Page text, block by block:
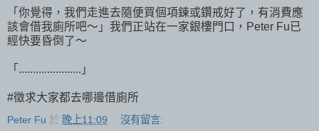
「你覺得，我們走進去隨便買個項鍊或鑽戒好了，有消費應
該會借我廁所吧～」我們正站在一家銀樓門口，Peter Fu已
經快要昏倒了～
「......................」
#徵求大家都去哪邊借廁所
Peter Fu 於 晚上11:09 沒有留言: